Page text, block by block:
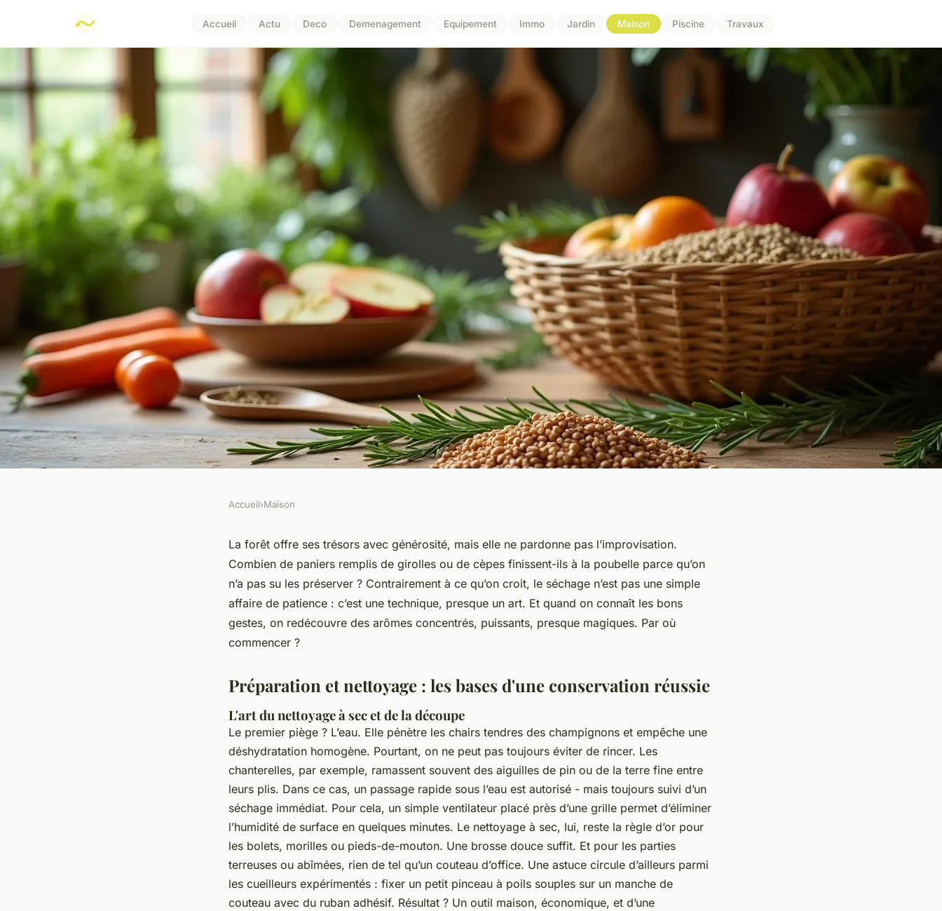
Accueil Actu Deco Demenagement Equipement Immo Jardin Maison Piscine Travaux
Conservation des aliments à la maison
: séchage, lacto-fermentation et
techniques naturelles
Accueil›Maison
La forêt offre ses trésors avec générosité, mais elle ne pardonne pas l’improvisation.
Combien de paniers remplis de girolles ou de cèpes finissent-ils à la poubelle parce qu’on
n’a pas su les préserver ? Contrairement à ce qu’on croit, le séchage n’est pas une simple
affaire de patience : c’est une technique, presque un art. Et quand on connaît les bons
gestes, on redécouvre des arômes concentrés, puissants, presque magiques. Par où
commencer ?
Préparation et nettoyage : les bases d'une conservation réussie
L'art du nettoyage à sec et de la découpe
Le premier piège ? L’eau. Elle pénètre les chairs tendres des champignons et empêche une
déshydratation homogène. Pourtant, on ne peut pas toujours éviter de rincer. Les
chanterelles, par exemple, ramassent souvent des aiguilles de pin ou de la terre fine entre
leurs plis. Dans ce cas, un passage rapide sous l’eau est autorisé - mais toujours suivi d’un
séchage immédiat. Pour cela, un simple ventilateur placé près d’une grille permet d’éliminer
l’humidité de surface en quelques minutes. Le nettoyage à sec, lui, reste la règle d’or pour
les bolets, morilles ou pieds-de-mouton. Une brosse douce suffit. Et pour les parties
terreuses ou abîmées, rien de tel qu’un couteau d’office. Une astuce circule d’ailleurs parmi
les cueilleurs expérimentés : fixer un petit pinceau à poils souples sur un manche de
couteau avec du ruban adhésif. Résultat ? Un outil maison, économique, et d’une